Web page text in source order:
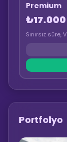
Premium
₺17.000
Sınırsız süre,
Portfolyo